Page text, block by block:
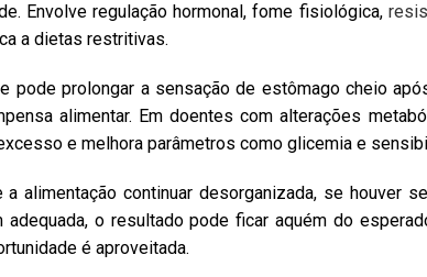
Envolve regulação hormonal, fome fisiológica,
a dietas restritivas.
pode prolongar a sensação de estômago cheio
alimentar. Em doentes com alterações
e melhora parâmetros como glicemia e
alimentação continuar desorganizada, se houver
o resultado pode ficar aquém do
é aproveitada.